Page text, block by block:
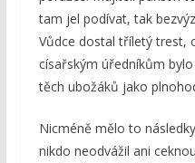
tam jel podívat, tak
Vůdce dostal tříletý trest,
císařským úředníkům
těch ubožáků jako
Nicméně mělo to
nikdo neodvážil ani